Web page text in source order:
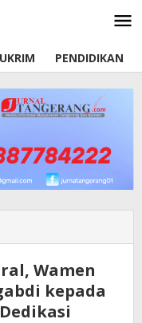
PENDIDIKAN
Wamen
kepada